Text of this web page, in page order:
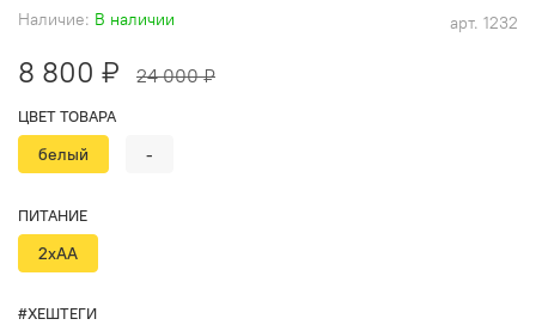
арт. 1232
Наличие: В наличии
8 800 ₽ 24 000 ₽
ЦВЕТ ТОВАРА
белый -
ПИТАНИЕ
2хАА
#ХЕШТЕГИ